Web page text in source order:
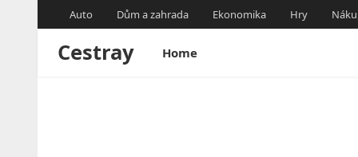
Auto Dům a zahrada Ekonomika Hry
Cestray Home